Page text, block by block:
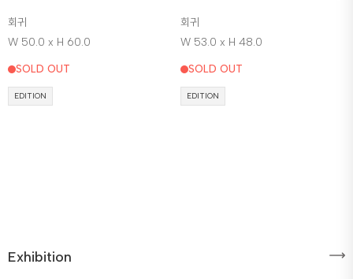
회귀
W 50.0 x H 60.0
SOLD OUT
EDITION
회귀
W 53.0 x H 48.0
SOLD OUT
EDITION
Exhibition